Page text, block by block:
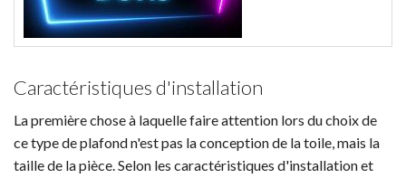
Caractéristiques d'installation
La première chose à laquelle faire attention lors du choix de
ce type de plafond n'est pas la conception de la toile, mais la
taille de la pièce. Selon les caractéristiques d'installation et